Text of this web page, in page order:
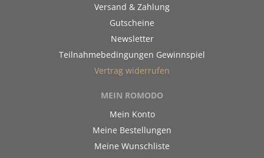
Versand & Zahlung
Gutscheine
Newsletter
Teilnahmebedingungen Gewinnspiel
Vertrag widerrufen
MEIN ROMODO
Mein Konto
Meine Bestellungen
Meine Wunschliste